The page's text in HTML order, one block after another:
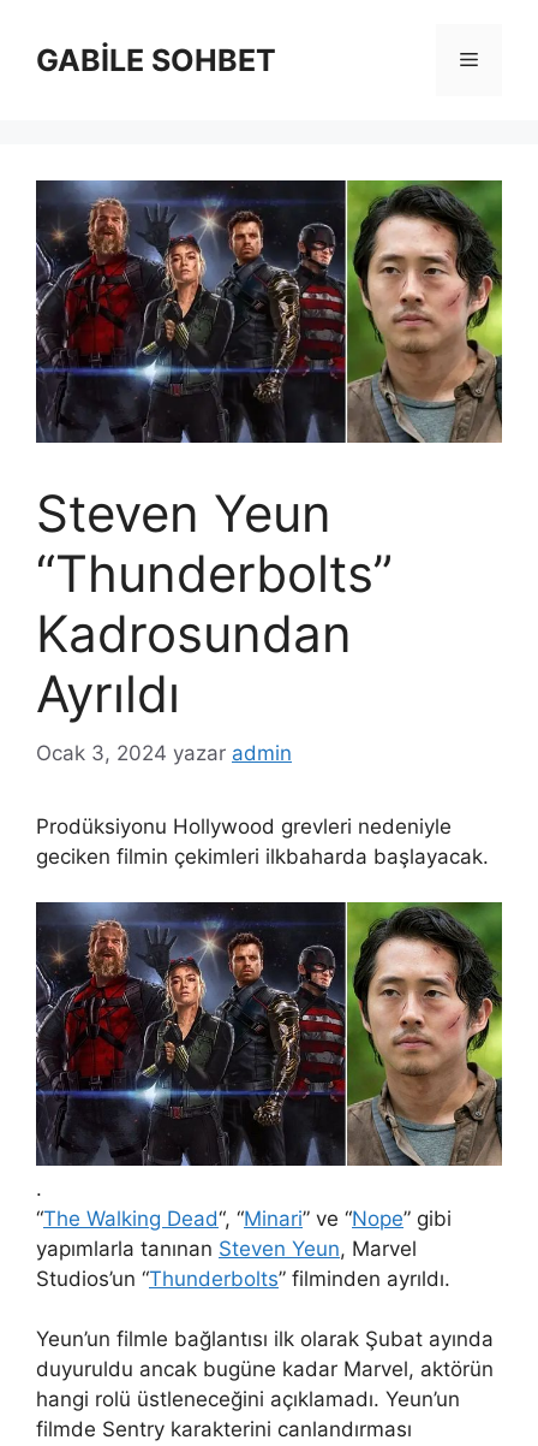
GABİLE SOHBET Menü
Steven Yeun
“Thunderbolts”
Kadrosundan
Ayrıldı
Ocak 3, 2024 yazar admin
Prodüksiyonu Hollywood grevleri nedeniyle
geciken filmin çekimleri ilkbaharda başlayacak.
.
“The Walking Dead“, “Minari” ve “Nope” gibi
yapımlarla tanınan Steven Yeun, Marvel
Studios’un “Thunderbolts” filminden ayrıldı.
Yeun’un filmle bağlantısı ilk olarak Şubat ayında
duyuruldu ancak bugüne kadar Marvel, aktörün
hangi rolü üstleneceğini açıklamadı. Yeun’un
filmde Sentry karakterini canlandırması